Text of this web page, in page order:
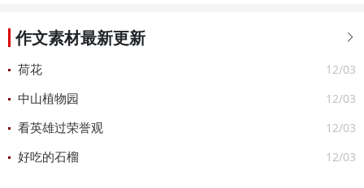

作文素材最新更新
12/03
荷花
12/03
中山植物园
12/03
看英雄过荣誉观
12/03
好吃的石榴